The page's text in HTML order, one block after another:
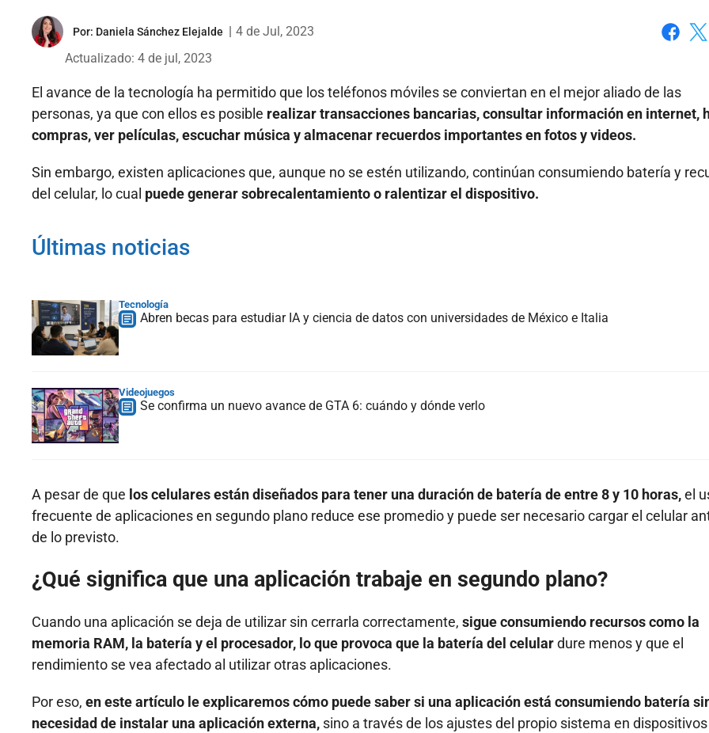
Por: Daniela Sánchez Elejalde
4 de Jul, 2023
Actualizado: 4 de jul, 2023
El avance de la tecnología ha permitido que los teléfonos móviles se conviertan en el mejor aliado de las
personas, ya que con ellos es posible realizar transacciones bancarias, consultar información en internet,
compras, ver películas, escuchar música y almacenar recuerdos importantes en fotos y videos.
Sin embargo, existen aplicaciones que, aunque no se estén utilizando, continúan consumiendo batería y
del celular, lo cual puede generar sobrecalentamiento o ralentizar el dispositivo.
Últimas noticias
Tecnología
Abren becas para estudiar IA y ciencia de datos con universidades de México e Italia
Videojuegos
Se confirma un nuevo avance de GTA 6: cuándo y dónde verlo
A pesar de que los celulares están diseñados para tener una duración de batería de entre 8 y 10 horas,el
frecuente de aplicaciones en segundo plano reduce ese promedio y puede ser necesario cargar el celular
de lo previsto.
¿Qué significa que una aplicación trabaje en segundo plano?
Cuando una aplicación se deja de utilizar sin cerrarla correctamente, sigue consumiendo recursos como la
memoria RAM, la batería y el procesador, lo que provoca que la batería del celulardure menos y que el
rendimiento se vea afectado al utilizar otras aplicaciones.
Por eso, en este artículo le explicaremos cómo puede saber si una aplicación está consumiendo batería
necesidad de instalar una aplicación externa, sino a través de los ajustes del propio sistema en dispositivos